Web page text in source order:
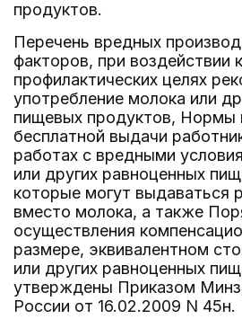
продуктов.
Перечень вредных
факторов, при воздействии
профилактических целях
употребление молока или
пищевых продуктов, Нормы
бесплатной выдачи
работах с вредными
или других равноценных
которые могут выдаваться
вместо молока, а также
осуществления
размере, эквивалентном
или других равноценных
утверждены Приказом
России от 16.02.2009 N 45н.